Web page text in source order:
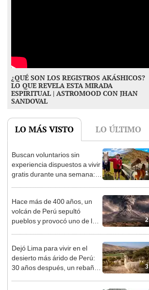
¿QUÉ SON LOS REGISTROS AKÁSHICOS?
LO QUE REVELA ESTA MIRADA
ESPIRITUAL | ASTROMOOD CON JHAN
SANDOVAL
LO MÁS VISTO LO ÚLTIMO
1
Buscan voluntarios sin
experiencia dispuestos a vivir
gratis durante una semana:
un refugio por 2 horas
2
Hace más de 400 años, un
volcán de Perú sepultó
pueblos y provocó uno de los
3
Dejó Lima para vivir en el
desierto más árido de Perú:
30 años después, un rebaño